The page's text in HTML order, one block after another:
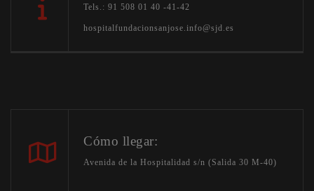
Tels.: 91 508 01 40 -41-42
hospitalfundacionsanjose.info@sjd.es
Cómo llegar:
Avenida de la Hospitalidad s/n (Salida 30 M-40)